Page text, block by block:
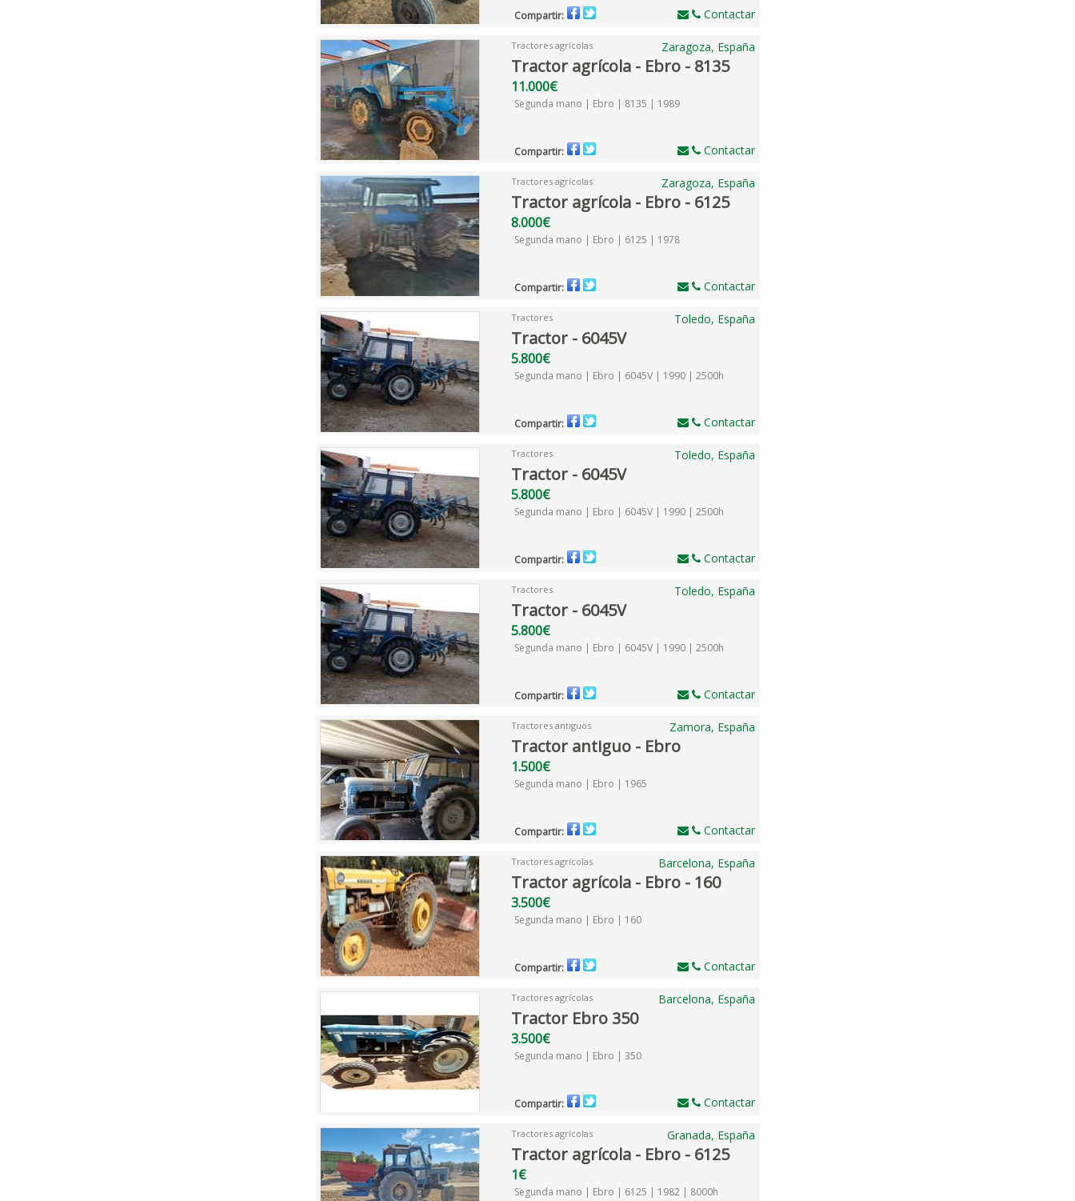
Compartir: Contactar
Tractores agrícolas Zaragoza, España
Tractor agrícola - Ebro - 8135
11.000€
Segunda mano | Ebro | 8135 | 1989
Compartir: Contactar
Tractores agrícolas Zaragoza, España
Tractor agrícola - Ebro - 6125
8.000€
Segunda mano | Ebro | 6125 | 1978
Compartir: Contactar
Tractores Toledo, España
Tractor - 6045V
5.800€
Segunda mano | Ebro | 6045V | 1990 | 2500h
Compartir: Contactar
Tractores Toledo, España
Tractor - 6045V
5.800€
Segunda mano | Ebro | 6045V | 1990 | 2500h
Compartir: Contactar
Tractores Toledo, España
Tractor - 6045V
5.800€
Segunda mano | Ebro | 6045V | 1990 | 2500h
Compartir: Contactar
Tractores antiguos Zamora, España
Tractor antiguo - Ebro
1.500€
Segunda mano | Ebro | 1965
Compartir: Contactar
Tractores agrícolas Barcelona, España
Tractor agrícola - Ebro - 160
3.500€
Segunda mano | Ebro | 160
Compartir: Contactar
Tractores agrícolas Barcelona, España
Tractor Ebro 350
3.500€
Segunda mano | Ebro | 350
Compartir: Contactar
Tractores agrícolas Granada, España
Tractor agrícola - Ebro - 6125
1€
Segunda mano | Ebro | 6125 | 1982 | 8000h